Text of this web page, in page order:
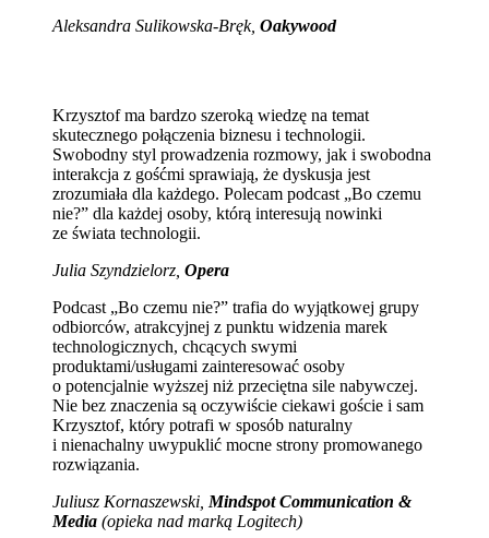
Aleksandra Sulikowska-Bręk, Oakywood
Krzysztof ma bardzo szeroką wiedzę na temat
skutecznego połączenia biznesu i technologii.
Swobodny styl prowadzenia rozmowy, jak i swobodna
interakcja z gośćmi sprawiają, że dyskusja jest
zrozumiała dla każdego. Polecam podcast „Bo czemu
nie?” dla każdej osoby, którą interesują nowinki
ze świata technologii.
Julia Szyndzielorz, Opera
Podcast „Bo czemu nie?” trafia do wyjątkowej grupy
odbiorców, atrakcyjnej z punktu widzenia marek
technologicznych, chcących swymi
produktami/usługami zainteresować osoby
o potencjalnie wyższej niż przeciętna sile nabywczej.
Nie bez znaczenia są oczywiście ciekawi goście i sam
Krzysztof, który potrafi w sposób naturalny
i nienachalny uwypuklić mocne strony promowanego
rozwiązania.
Juliusz Kornaszewski, Mindspot Communication &
Media (opieka nad marką Logitech)